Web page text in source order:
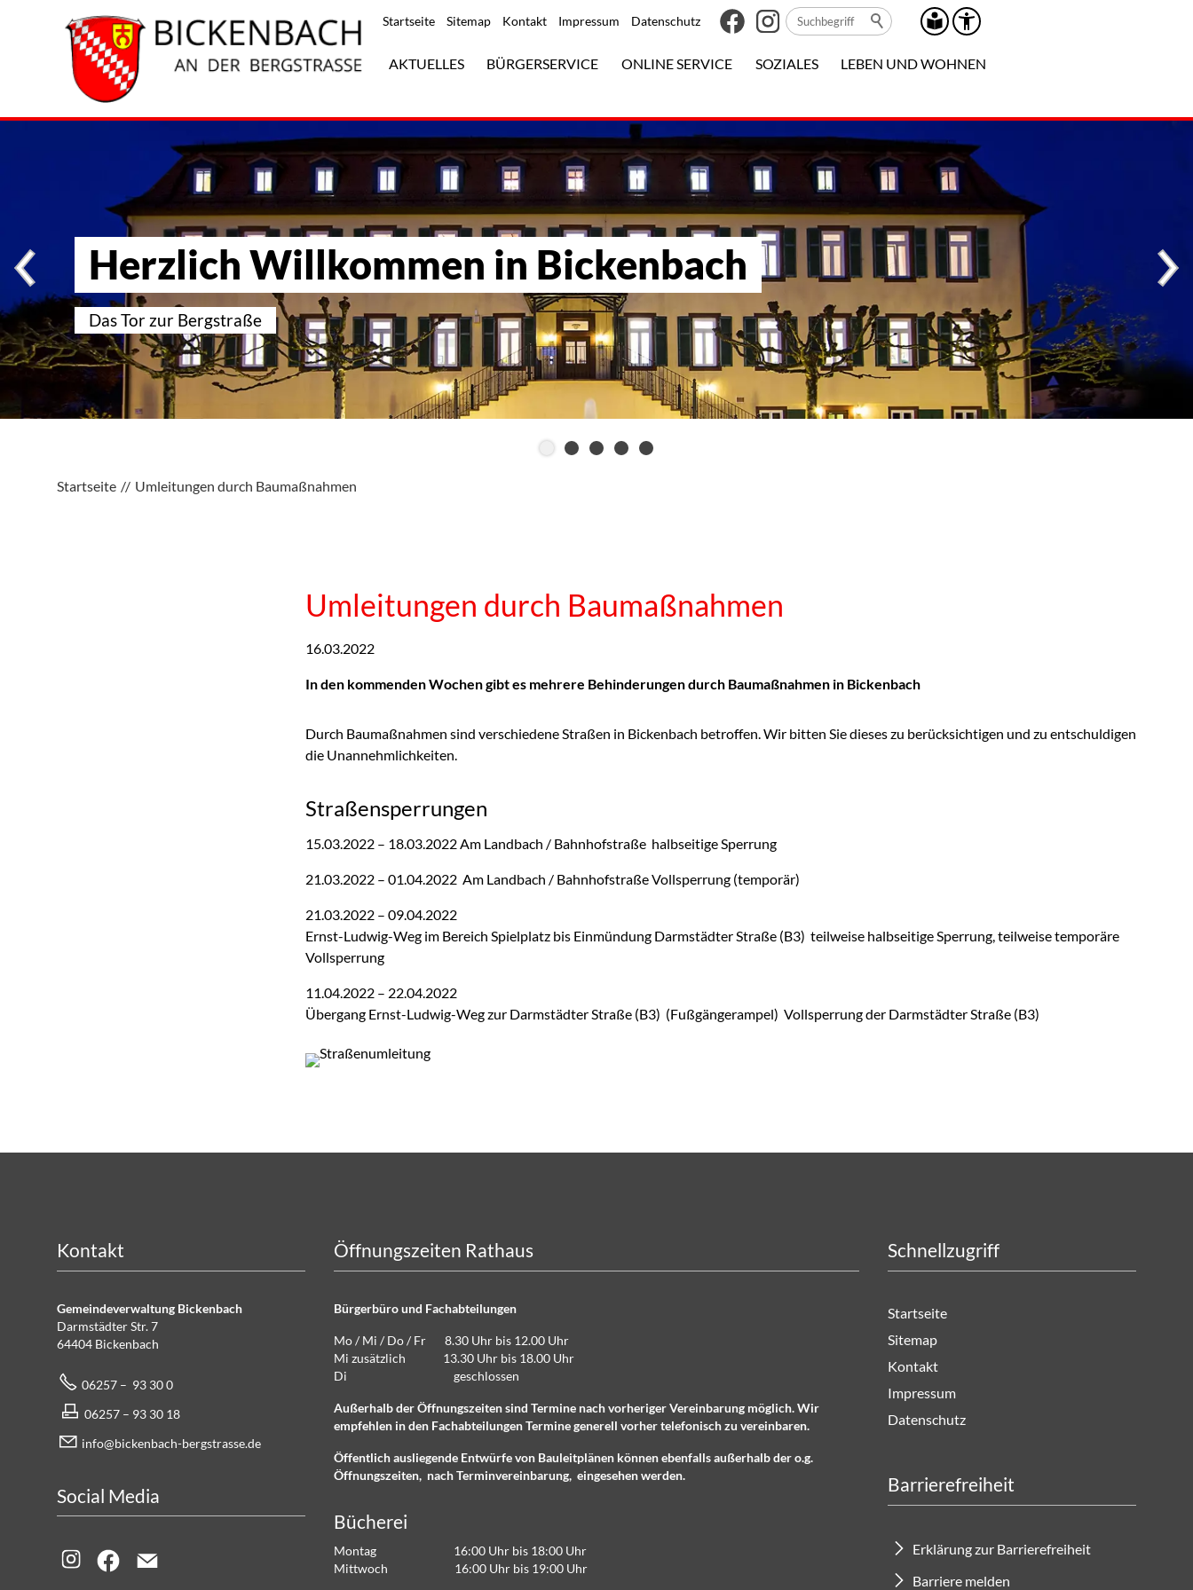
Startseite Sitemap Kontakt Impressum Datenschutz
AKTUELLES BÜRGERSERVICE ONLINE SERVICE SOZIALES LEBEN UND WOHNEN
Herzlich Willkommen in Bickenbach
Das Tor zur Bergstraße
Startseite Umleitungen durch Baumaßnahmen
Umleitungen durch Baumaßnahmen
16.03.2022
In den kommenden Wochen gibt es mehrere Behinderungen durch Baumaßnahmen in Bickenbach
Durch Baumaßnahmen sind verschiedene Straßen in Bickenbach betroffen. Wir bitten Sie dieses zu berücksichtigen und zu entschuldigen
die Unannehmlichkeiten.
Straßensperrungen
15.03.2022 – 18.03.2022 Am Landbach / Bahnhofstraße halbseitige Sperrung
21.03.2022 – 01.04.2022 Am Landbach / Bahnhofstraße Vollsperrung (temporär)
21.03.2022 – 09.04.2022
Ernst-Ludwig-Weg im Bereich Spielplatz bis Einmündung Darmstädter Straße (B3) teilweise halbseitige Sperrung, teilweise temporäre
Vollsperrung
11.04.2022 – 22.04.2022
Übergang Ernst-Ludwig-Weg zur Darmstädter Straße (B3) (Fußgängerampel) Vollsperrung der Darmstädter Straße (B3)
Kontakt
Gemeindeverwaltung Bickenbach
Darmstädter Str. 7
64404 Bickenbach
06257 – 93 30 0
06257 – 93 30 18
info@bickenbach-bergstrasse.de
Social Media
Öffnungszeiten Rathaus
Bürgerbüro und Fachabteilungen
Mo / Mi / Do / Fr 8.30 Uhr bis 12.00 Uhr
Mi zusätzlich 13.30 Uhr bis 18.00 Uhr
Di geschlossen
Außerhalb der Öffnungszeiten sind Termine nach vorheriger Vereinbarung möglich. Wir
empfehlen in den Fachabteilungen Termine generell vorher telefonisch zu vereinbaren.
Öffentlich ausliegende Entwürfe von Bauleitplänen können ebenfalls außerhalb der o.g.
Öffnungszeiten, nach Terminvereinbarung, eingesehen werden.
Bücherei
Montag 16:00 Uhr bis 18:00 Uhr
Mittwoch 16:00 Uhr bis 19:00 Uhr
Schnellzugriff
Startseite
Sitemap
Kontakt
Impressum
Datenschutz
Barrierefreiheit
Erklärung zur Barrierefreiheit
Barriere melden